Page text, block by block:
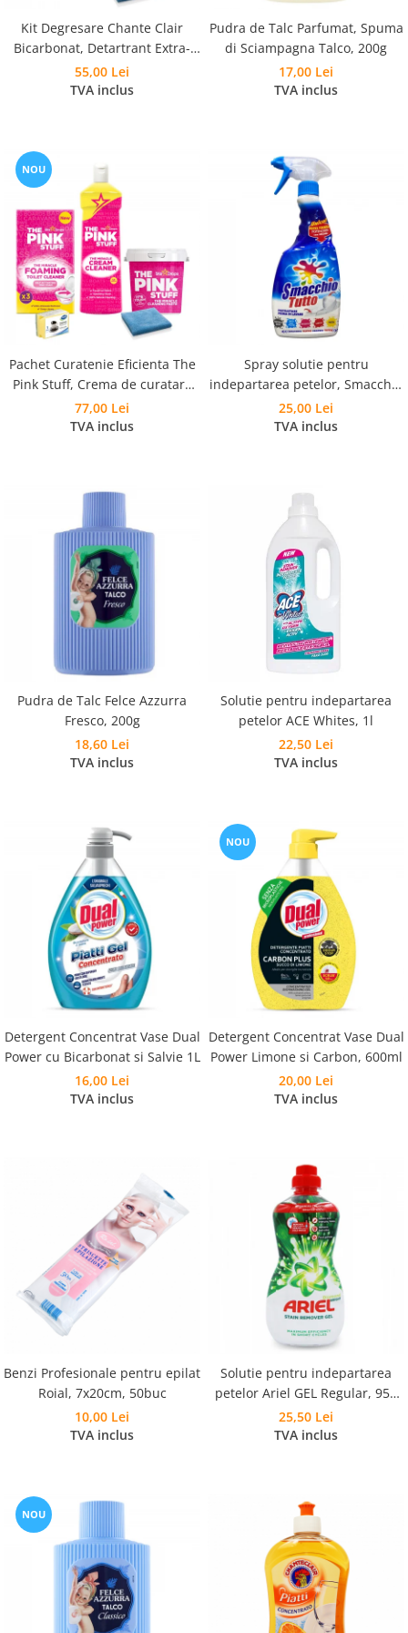
Kit Degresare Chante Clair
Bicarbonat, Detartrant Extra-
Rapid, Anticalcar si Laveta
Microfibra
55,00 Lei
TVA inclus
Pudra de Talc Parfumat, Spuma
di Sciampagna Talco, 200g
17,00 Lei
TVA inclus
NOU
Pachet Curatenie Eficienta The
Pink Stuff, Crema de curatare
500 ml, Pasta Curatare 850 g,
Pudra Spumanta 300g, Laveta si
77,00 Lei
TVA inclus
Spray solutie pentru
indepartarea petelor, Smacchio
Tutto, 500 ml
25,00 Lei
TVA inclus
Pudra de Talc Felce Azzurra
Fresco, 200g
18,60 Lei
TVA inclus
Solutie pentru indepartarea
petelor ACE Whites, 1l
22,50 Lei
TVA inclus
Detergent Concentrat Vase Dual
Power cu Bicarbonat si Salvie 1L
16,00 Lei
TVA inclus
NOU
Detergent Concentrat Vase Dual
Power Limone si Carbon, 600ml
20,00 Lei
TVA inclus
Benzi Profesionale pentru epilat
Roial, 7x20cm, 50buc
10,00 Lei
TVA inclus
Solutie pentru indepartarea
petelor Ariel GEL Regular, 950
ml
25,50 Lei
TVA inclus
NOU